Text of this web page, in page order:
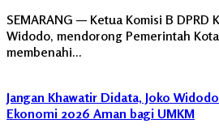
SEMARANG — Ketua Komisi B DPRD
Widodo, mendorong Pemerintah
membenahi…
Jangan Khawatir Didata, Joko
Ekonomi 2026 Aman bagi UMKM